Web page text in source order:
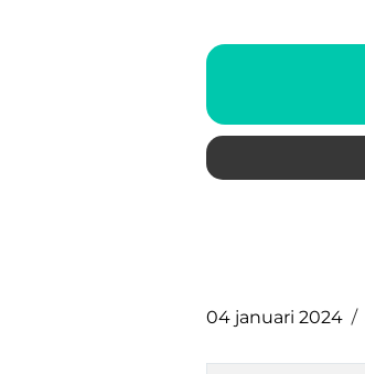
04 januari 2024